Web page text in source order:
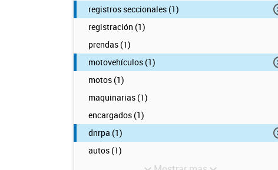
registros seccionales (1)
registración (1)
prendas (1)
motovehículos (1)
motos (1)
maquinarias (1)
encargados (1)
dnrpa (1)
autos (1)